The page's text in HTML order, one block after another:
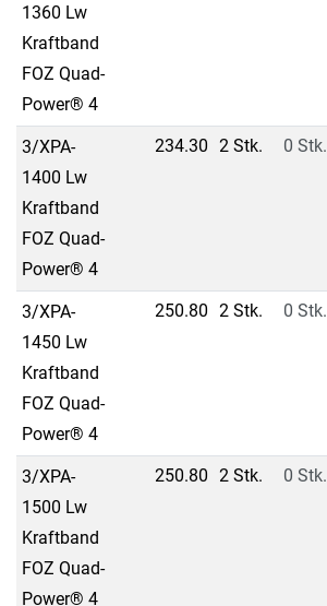
1360 Lw
Kraftband
FOZ Quad-
Power® 4
3/XPA-
1400 Lw
Kraftband
FOZ Quad-
Power® 4
234.30 2 Stk. 0 Stk.
3/XPA-
1450 Lw
Kraftband
FOZ Quad-
Power® 4
250.80 2 Stk. 0 Stk.
3/XPA-
1500 Lw
Kraftband
FOZ Quad-
Power® 4
250.80 2 Stk. 0 Stk.